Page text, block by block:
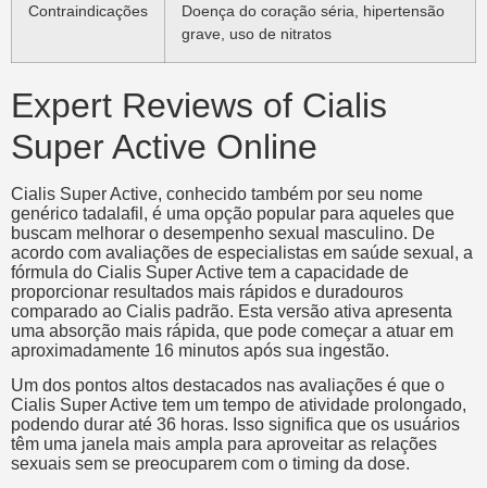
Contraindicações
Doença do coração séria, hipertensão
grave, uso de nitratos
Expert Reviews of Cialis
Super Active Online
Cialis Super Active, conhecido também por seu nome
genérico tadalafil, é uma opção popular para aqueles que
buscam melhorar o desempenho sexual masculino. De
acordo com avaliações de especialistas em saúde sexual, a
fórmula do Cialis Super Active tem a capacidade de
proporcionar resultados mais rápidos e duradouros
comparado ao Cialis padrão. Esta versão ativa apresenta
uma absorção mais rápida, que pode começar a atuar em
aproximadamente 16 minutos após sua ingestão.
Um dos pontos altos destacados nas avaliações é que o
Cialis Super Active tem um tempo de atividade prolongado,
podendo durar até 36 horas. Isso significa que os usuários
têm uma janela mais ampla para aproveitar as relações
sexuais sem se preocuparem com o timing da dose.